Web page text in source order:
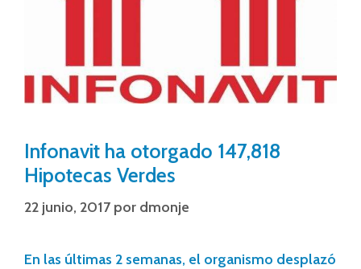
Infonavit ha otorgado 147,818
Hipotecas Verdes
22 junio, 2017 por dmonje
En las últimas 2 semanas, el organismo desplazó